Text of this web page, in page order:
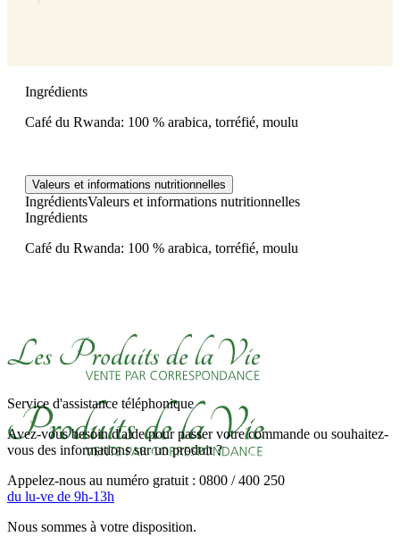
Ingrédients
Café du Rwanda: 100 % arabica, torréfié, moulu
Valeurs et informations nutritionnelles
IngrédientsValeurs et informations nutritionnelles
Ingrédients
Café du Rwanda: 100 % arabica, torréfié, moulu
Service d'assistance téléphonique
Avez-vous besoin d'aide pour passer votre commande ou souhaitez-
vous des informations sur un produit ?
Appelez-nous au numéro gratuit : 0800 / 400 250
du lu-ve de 9h-13h
Nous sommes à votre disposition.